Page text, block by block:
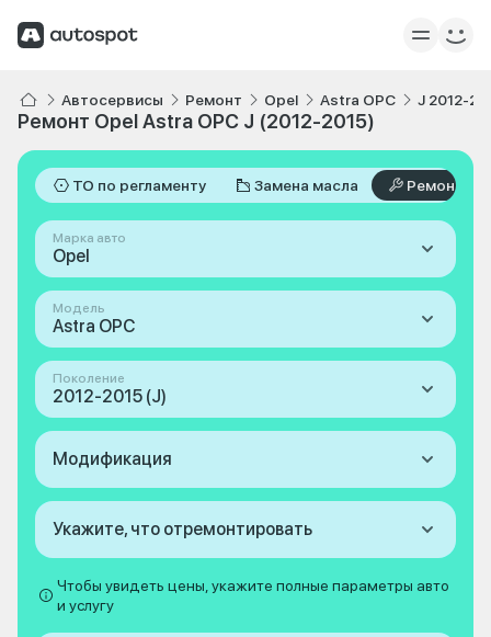
Автосервисы Ремонт Opel Astra OPC J 2012-
Ремонт Opel Astra OPC J (2012-2015)
ТО по регламенту Замена масла Ремонт
Марка авто
Opel
Модель
Astra OPC
Поколение
2012-2015 (J)
Модификация
Укажите, что отремонтировать
Чтобы увидеть цены, укажите полные параметры авто
и услугу